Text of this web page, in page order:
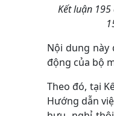
Kết luận
Nội dung này
động của bộ
Theo đó, tại
Hướng dẫn